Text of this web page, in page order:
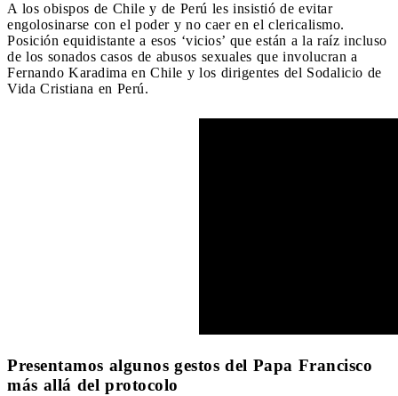
A los obispos de Chile y de Perú les insistió de evitar
engolosinarse con el poder y no caer en el clericalismo.
Posición equidistante a esos ‘vicios’ que están a la raíz incluso
de los sonados casos de abusos sexuales que involucran a
Fernando Karadima en Chile y los dirigentes del Sodalicio de
Vida Cristiana en Perú.
Presentamos algunos gestos del Papa Francisco
más allá del protocolo